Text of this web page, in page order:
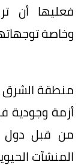
فعليها أن
وخاصة
منطقة الشرق
أزمة وجودية
من قبل دول
المنشآت